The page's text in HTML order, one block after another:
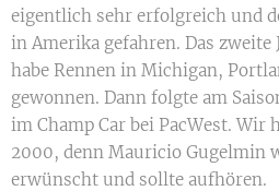
eigentlich sehr erfolgreich und
in Amerika gefahren. Das
habe Rennen in Michigan,
gewonnen. Dann folgte am
im Champ Car bei PacWest.
2000, denn Mauricio Gugelmin
erwünscht und sollte aufhören.